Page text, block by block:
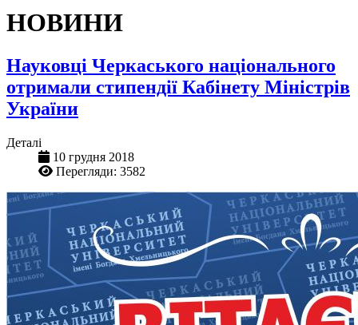
НОВИНИ
Науковці Черкаського національного
отримали стипендії Кабінету Міністрів
України
Деталі
10 грудня 2018
Перегляди: 3582